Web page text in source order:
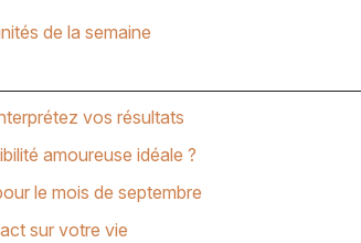
de la semaine
vos résultats
amoureuse idéale ?
le mois de septembre
sur votre vie